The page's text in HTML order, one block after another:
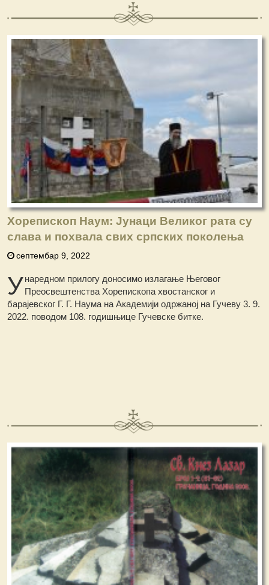
Хорепископ Наум: Јунаци Великог рата су
слава и похвала свих српских поколења
септембар 9, 2022
Унаредном прилогу доносимо излагање Његовог
Преосвештенства Хорепископа хвостанског и
барајевског Г. Г. Наума на Академији одржаној на Гучеву 3. 9.
2022. поводом 108. годишњице Гучевске битке.